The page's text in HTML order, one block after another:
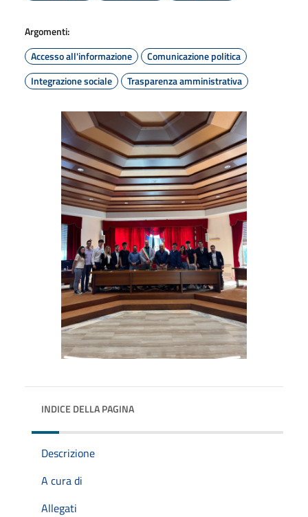
Argomenti:
Accesso all'informazione
Comunicazione politica
Integrazione sociale
Trasparenza amministrativa
INDICE DELLA PAGINA
Descrizione
A cura di
Allegati